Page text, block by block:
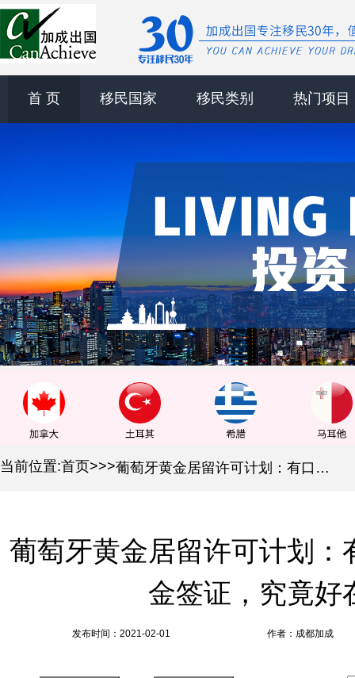
首 页 移民国家 移民类别 热门项目
当前位置:首页>>> 葡萄牙黄金居留许可计划：有口皆碑的葡萄牙黄金签证，究竟好在哪里？
葡萄牙黄金居留许可计划：
金签证，究竟好
发布时间：2021-02-01 作者：成都加成